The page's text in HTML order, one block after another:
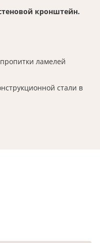
кронштейн.
ламелей
стали в